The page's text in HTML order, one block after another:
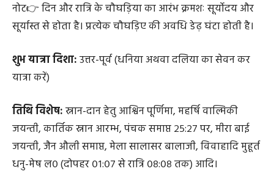
नोट👉 दिन और रात्रि के चौघड़िया का आरंभ क्रमशः सूर्योदय और
सूर्यास्त से होता है। प्रत्येक चौघड़िए की अवधि डेढ़ घंटा होती है।
शुभ यात्रा दिशा:उत्तर-पूर्व (धनिया अथवा दलिया का सेवन कर
यात्रा करें)
तिथि विशेष:स्नान-दान हेतु आश्विन पूर्णिमा, महर्षि वाल्मिकी
जयन्ती, कार्तिक स्नान आरम्भ, पंचक समाप्त २५:२७ पर, मीरा बाई
जयन्ती, जैन औली समाप्त, मेला सालासर बालाजी, विवाहादि मुहूर्त
धनु-मेष ल० (दोपहर ०१:०७ से रात्रि ०८:०८ तक) आदि।